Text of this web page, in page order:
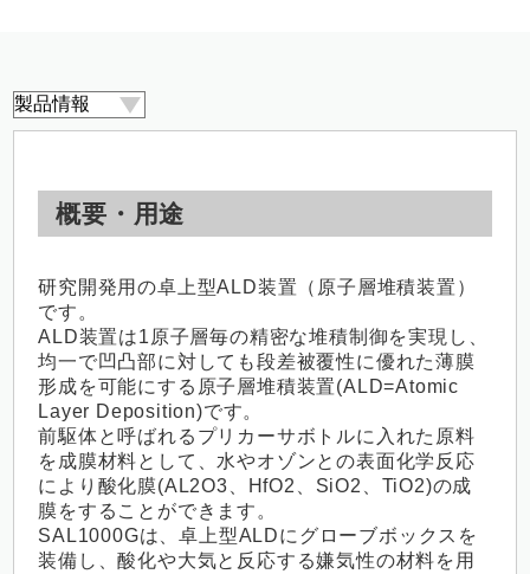
概要・用途
研究開発用の卓上型ALD装置（原子層堆積装置）
です。
ALD装置は1原子層毎の精密な堆積制御を実現し、
均一で凹凸部に対しても段差被覆性に優れた薄膜
形成を可能にする原子層堆積装置(ALD=Atomic
Layer Deposition)です。
前駆体と呼ばれるプリカーサボトルに入れた原料
を成膜材料として、水やオゾンとの表面化学反応
により酸化膜(AL2O3、HfO2、SiO2、TiO2)の成
膜をすることができます。
SAL1000Gは、卓上型ALDにグローブボックスを
装備し、酸化や大気と反応する嫌気性の材料を用